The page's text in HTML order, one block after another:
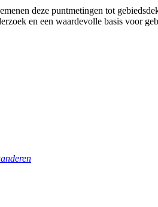
deze puntmetingen tot
en een waardevolle basis voor